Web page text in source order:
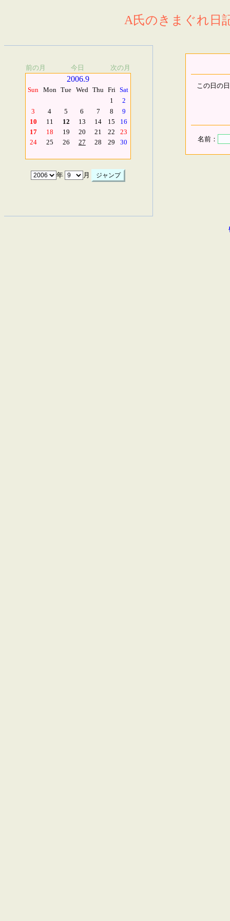
A氏のきまぐれ日
前の月 今日 次の月
2006.9
Sun Mon Tue Wed Thu Fri Sat
1
2
3
4 5 6 7 8
9
10
11 12 13 14 15
16
17
18 19 20 21 22
23
24
25 26 27 28 29 30
年 月
この日の
名前：